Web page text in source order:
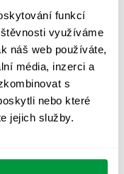
funkcí
využíváme
náš web používáte,
média, inzerci a
s
nebo které
jejich služby.
stavba podle
na nás.
oslunění
budete mít v ruce